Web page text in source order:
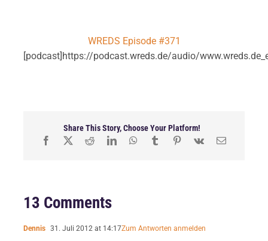
WREDS Episode #371
[podcast]https://podcast.wreds.de/audio/
Share This Story, Choose Your Platform!
13 Comments
Dennis 31. Juli 2012 at 14:17Zum Antworten anmelden